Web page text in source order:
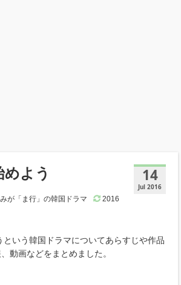
14
Jul 2016
めよう
が「ま行」の韓国ドラマ
2016
という韓国ドラマについてあらすじや作品
動画などをまとめました。